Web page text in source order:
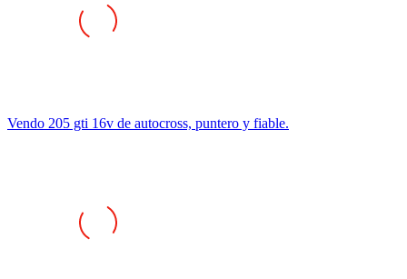
Vendo 205 gti 16v de autocross, puntero y fiable.